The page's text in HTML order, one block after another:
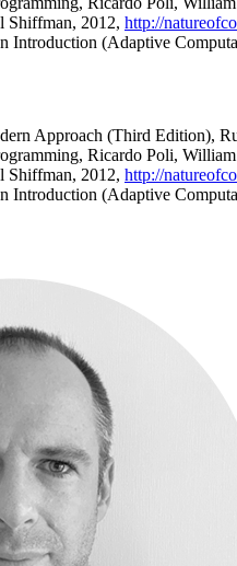
Shiffman, 2012, http://
Introduction (Adaptive
Approach (Third Edition),
Ricardo Poli,
Shiffman, 2012, http://
Introduction (Adaptive